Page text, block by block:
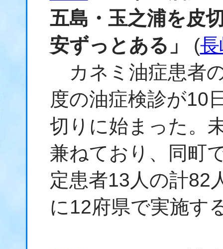
五島・玉之浦を皮
安ずっとある」
(
カネミ油症患者
度の油症検診が10
切りに始まった。
兼ねており、同町
定患者13人の計82
に12府県で実施す